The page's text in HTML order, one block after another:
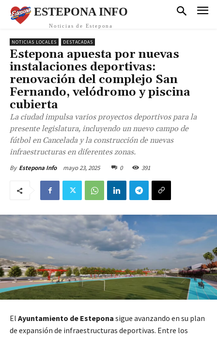
ESTEPONA INFO
Noticias de Estepona
NOTICIAS LOCALES DESTACADAS
Estepona apuesta por nuevas
instalaciones deportivas:
renovación del complejo San
Fernando, velódromo y piscina
cubierta
La ciudad impulsa varios proyectos deportivos para la
presente legislatura, incluyendo un nuevo campo de
fútbol en Cancelada y la construcción de nuevas
infraestructuras en diferentes zonas.
By Estepona Info mayo 23, 2025 0 391
El Ayuntamiento de Estepona sigue avanzando en su plan
de expansión de infraestructuras deportivas. Entre los